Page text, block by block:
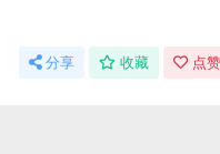
分享 收藏 点